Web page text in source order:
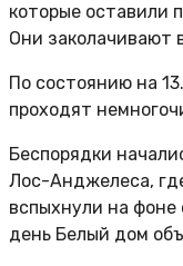
которые оставили
Они заколачивают
По состоянию на
проходят
Беспорядки
Лос-Анджелеса,
вспыхнули на
день Белый дом